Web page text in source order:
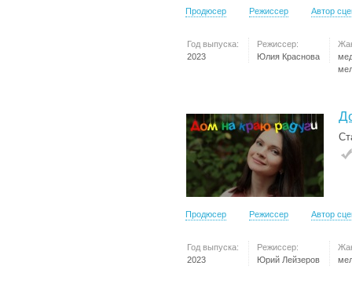
Продюсер Режиссер Автор
Год выпуска:
2023
Режиссер:
Юлия Краснова
Продюсер Режиссер Автор
Год выпуска:
2023
Режиссер:
Юрий Лейзеров